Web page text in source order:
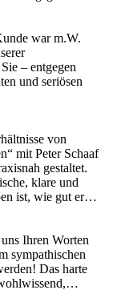
war m.W.
– entgegen
und seriösen
von
mit Peter Schaaf
gestaltet.
klare und
ist, wie gut er…
Ihren Worten
sympathischen
Das harte